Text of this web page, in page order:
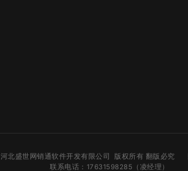
河北盛世网销通软件开发有限公司 版权所有 翻版必究
联系电话：17631598285（凌经理）